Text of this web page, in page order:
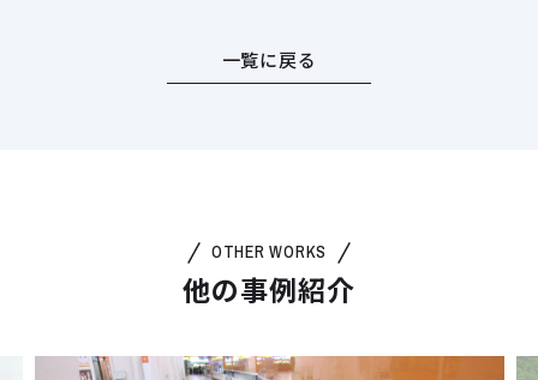
一覧に戻る
OTHER WORKS
他の事例紹介